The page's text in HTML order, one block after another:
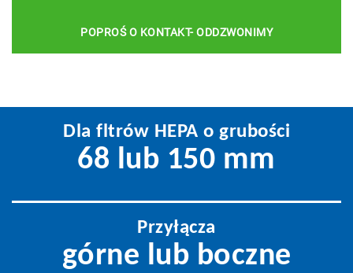
POPROŚ O KONTAKT- ODDZWONIMY
Dla fltrów HEPA o grubości
68 lub 150 mm
Przyłącza
górne lub boczne